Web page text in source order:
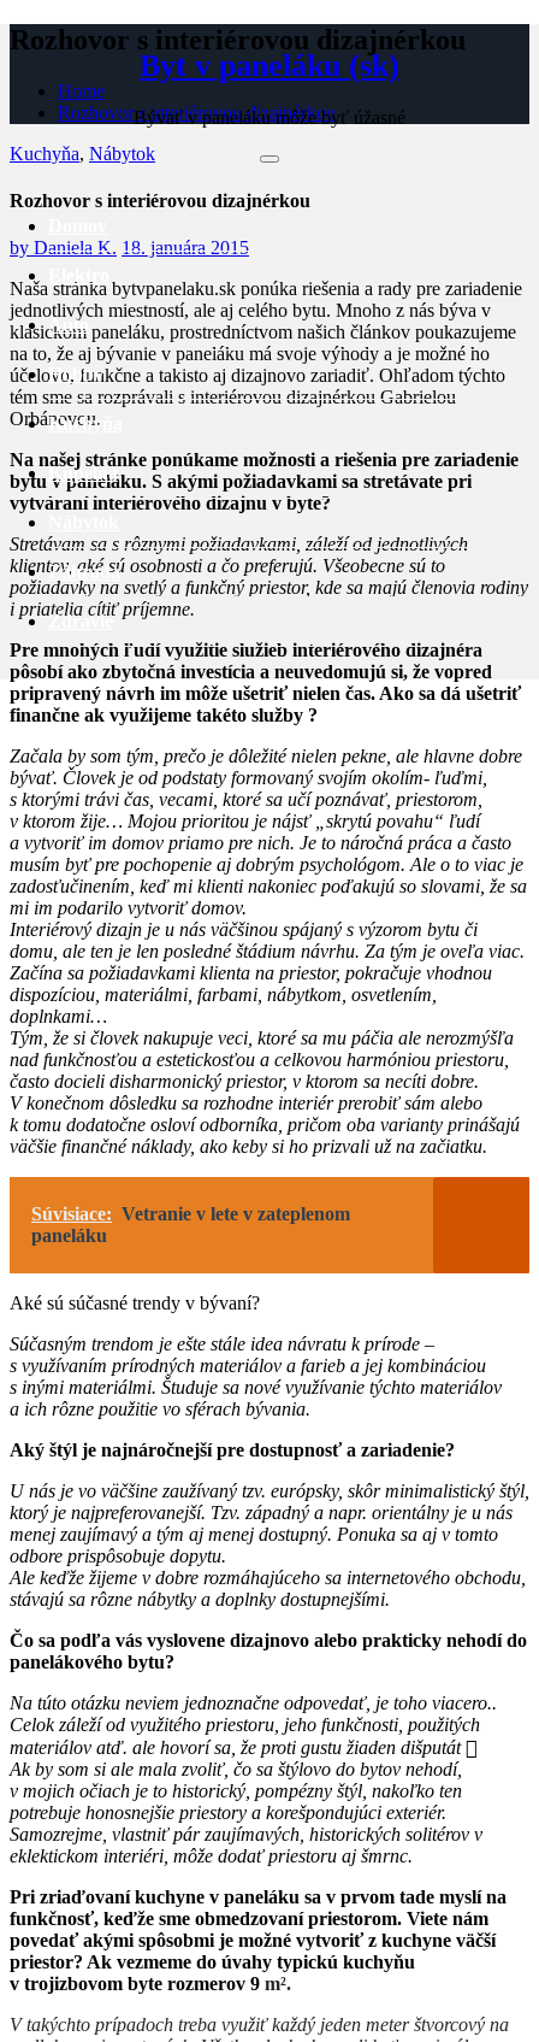
Skip
to
Byt v paneláku (sk)
Bývať v paneláku môže byť úžasné
Auto
Hobby
Kuchyňa
Kúpelňa
Záhrada
Zdravie
Rozhovor s interiérovou dizajnérkou
Home
Rozhovor s interiérovou dizajnérkou
Kuchyňa, Nábytok
Rozhovor s interiérovou dizajnérkou
by Daniela K. 18. januára 2015
Naša stránka bytvpanelaku.sk ponúka riešenia a rady pre zariadenie
jednotlivých miestností, ale aj celého bytu. Mnoho z nás býva v
klasickom paneláku, prostredníctvom našich článkov poukazujeme
na to, že aj bývanie v paneláku má svoje výhody a je možné ho
účelovo, funkčne a takisto aj dizajnovo zariadiť. Ohľadom týchto
tém sme sa rozprávali s interiérovou dizajnérkou Gabrielou
Orbánovou.
Na našej stránke ponúkame možnosti a riešenia pre zariadenie
bytu v paneláku. S akými požiadavkami sa stretávate pri
vytváraní interiérového dizajnu v byte?
Stretávam sa s rôznymi požiadavkami, záleží od jednotlivých
klientov, aké sú osobnosti a čo preferujú. Všeobecne sú to
požiadavky na svetlý a funkčný priestor, kde sa majú členovia rodiny
i priatelia cítiť príjemne.
Pre mnohých ľudí využitie služieb interiérového dizajnéra
pôsobí ako zbytočná investícia a neuvedomujú si, že vopred
pripravený návrh im môže ušetriť nielen čas. Ako sa dá ušetriť
finančne ak využijeme takéto služby ?
Začala by som tým, prečo je dôležité nielen pekne, ale hlavne dobre
bývať. Človek je od podstaty formovaný svojím okolím- ľuďmi,
s ktorými trávi čas, vecami, ktoré sa učí poznávať, priestorom,
v ktorom žije… Mojou prioritou je nájsť „skrytú povahu“ ľudí
a vytvoriť im domov priamo pre nich. Je to náročná práca a často
musím byť pre pochopenie aj dobrým psychológom. Ale o to viac je
zadosťučinením, keď mi klienti nakoniec poďakujú so slovami, že sa
mi im podarilo vytvoriť domov.
Interiérový dizajn je u nás väčšinou spájaný s výzorom bytu či
domu, ale ten je len posledné štádium návrhu. Za tým je oveľa viac.
Začína sa požiadavkami klienta na priestor, pokračuje vhodnou
dispozíciou, materiálmi, farbami, nábytkom, osvetlením,
doplnkami…
Tým, že si človek nakupuje veci, ktoré sa mu páčia ale nerozmýšľa
nad funkčnosťou a estetickosťou a celkovou harmóniou priestoru,
často docieli disharmonický priestor, v ktorom sa necíti dobre.
V konečnom dôsledku sa rozhodne interiér prerobiť sám alebo
k tomu dodatočne osloví odborníka, pričom oba varianty prinášajú
väčšie finančné náklady, ako keby si ho prizvali už na začiatku.
Súvisiace: Vetranie v lete v zateplenom
paneláku
Aké sú súčasné trendy v bývaní?
Súčasným trendom je ešte stále idea návratu k prírode –
s využívaním prírodných materiálov a farieb a jej kombináciou
s inými materiálmi. Študuje sa nové využívanie týchto materiálov
a ich rôzne použitie vo sférach bývania.
Aký štýl je najnáročnejší pre dostupnosť a zariadenie?
U nás je vo väčšine zaužívaný tzv. európsky, skôr minimalistický štýl,
ktorý je najpreferovanejší. Tzv. západný a napr. orientálny je u nás
menej zaujímavý a tým aj menej dostupný. Ponuka sa aj v tomto
odbore prispôsobuje dopytu.
Ale keďže žijeme v dobre rozmáhajúceho sa internetového obchodu,
stávajú sa rôzne nábytky a doplnky dostupnejšími.
Čo sa podľa vás vyslovene dizajnovo alebo prakticky nehodí do
panelákového bytu?
Na túto otázku neviem jednoznačne odpovedať, je toho viacero..
Celok záleží od využitého priestoru, jeho funkčnosti, použitých
materiálov atď. ale hovorí sa, že proti gustu žiaden dišputát
Ak by som si ale mala zvoliť, čo sa štýlovo do bytov nehodí,
v mojich očiach je to historický, pompézny štýl, nakoľko ten
potrebuje honosnejšie priestory a korešpondujúci exteriér.
Samozrejme, vlastniť pár zaujímavých, historických solitérov v
eklektickom interiéri, môže dodať priestoru aj šmrnc.
Pri zriaďovaní kuchyne v paneláku sa v prvom tade myslí na
funkčnosť, keďže sme obmedzovaní priestorom. Viete nám
povedať akými spôsobmi je možné vytvoriť z kuchyne väčší
priestor? Ak vezmeme do úvahy typickú kuchyňu
v trojizbovom byte rozmerov 9 m².
V takýchto prípadoch treba využiť každý jeden meter štvorcový na